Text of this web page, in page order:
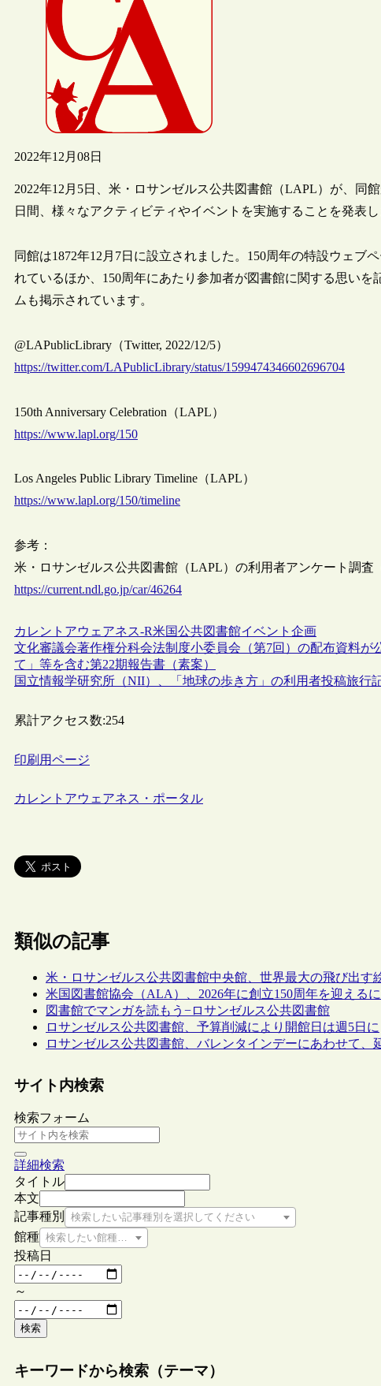
2022年12月08日
2022年12月5日、米・ロサンゼルス公共図書館（LAPL）が、同
日間、様々なアクティビティやイベントを実施することを発表し
同館は1872年12月7日に設立されました。150周年の特設ウェブ
れているほか、150周年にあたり参加者が図書館に関する思い
ムも掲示されています。
@LAPublicLibrary（Twitter, 2022/12/5）
https://twitter.com/LAPublicLibrary/status/1599474346602696704
150th Anniversary Celebration（LAPL）
https://www.lapl.org/150
Los Angeles Public Library Timeline（LAPL）
https://www.lapl.org/150/timeline
参考：
米・ロサンゼルス公共図書館（LAPL）の利用者アンケート調査
https://current.ndl.go.jp/car/46264
カレントアウェアネス-R米国公共図書館イベント 企画
文化審議会著作権分科会法制度小委員会（第7回）の配布資料
て」等を含む第22期報告書（素案）
国立情報学研究所（NII）、「地球の歩き方」の利用者投稿旅行
累計アクセス数:254
印刷用ページ
カレントアウェアネス・ポータル
類似の記事
米・ロサンゼルス公共図書館中央館、世界最大の飛び出す
米国図書館協会（ALA）、2026年に創立150周年を迎える
図書館でマンガを読もう−ロサンゼルス公共図書館
ロサンゼルス公共図書館、予算削減により開館日は週5日に
ロサンゼルス公共図書館、バレンタインデーにあわせて、
サイト内検索
検索フォーム
詳細検索
タイトル
本文
記事種別
検索したい記事種別を選択してください
館種 検索したい館種を選択してください
投稿日
～
検索
キーワードから検索（テーマ）